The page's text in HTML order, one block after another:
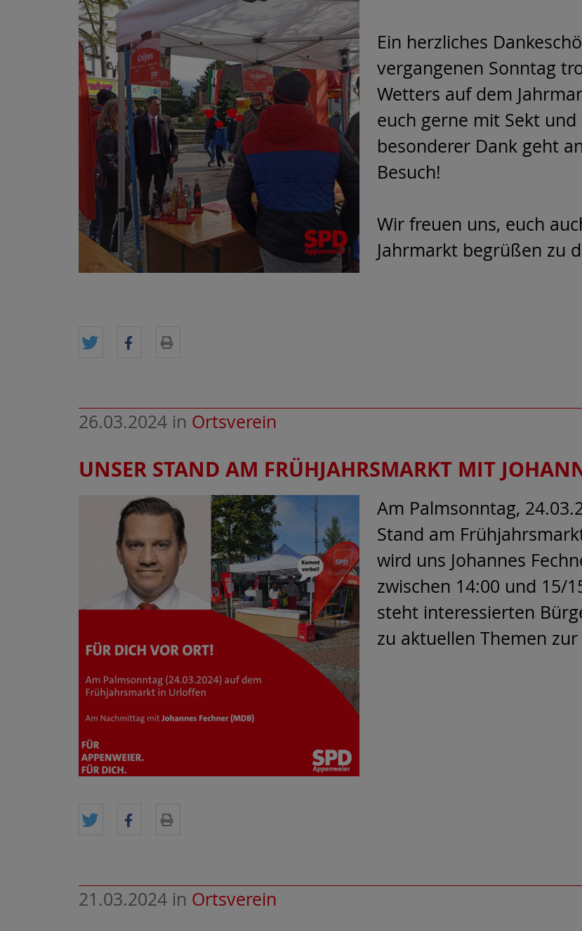
Ein herzliches
vergangenen Sonntag
Wetters auf dem
euch gerne mit Sekt
besonderer Dank geht
Besuch!
Wir freuen uns, euch
Jahrmarkt begrüßen zu
26.03.2024 in Ortsverein
UNSER STAND AM FRÜHJAHRSMARKT MIT
Am Palmsonntag,
Stand am
wird uns Johannes
zwischen 14:00 und 15/
steht interessierten
zu aktuellen Themen
21.03.2024 in Ortsverein